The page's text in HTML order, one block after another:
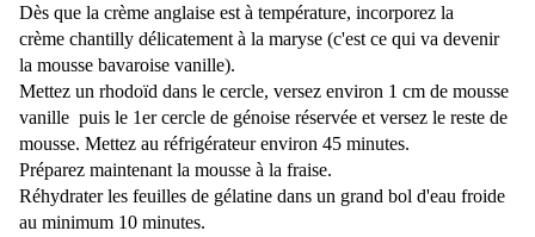
Dès que la crème anglaise est à température, incorporez la
crème chantilly délicatement à la maryse (c'est ce qui va devenir
la mousse bavaroise vanille).
Mettez un rhodoïd dans le cercle, versez environ 1 cm de mousse
vanille puis le 1er cercle de génoise réservée et versez le reste de
mousse. Mettez au réfrigérateur environ 45 minutes.
Préparez maintenant la mousse à la fraise.
Réhydrater les feuilles de gélatine dans un grand bol d'eau froide
au minimum 10 minutes.